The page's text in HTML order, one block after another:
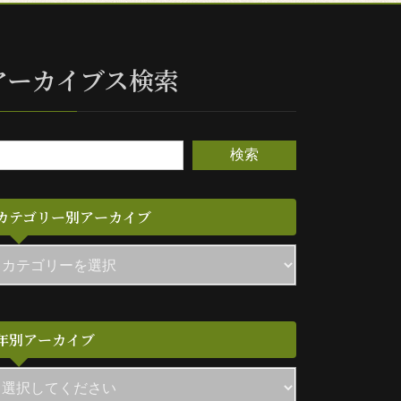
ーカイブス検索
検索
テゴリー別アーカイブ
別アーカイブ